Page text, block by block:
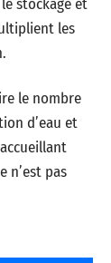
stockage et
les
le nombre
d’eau et
n’est pas